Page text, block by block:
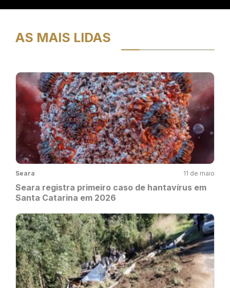
AS MAIS LIDAS
Seara 11 de maio
Seara registra primeiro caso de hantavírus em
Santa Catarina em 2026